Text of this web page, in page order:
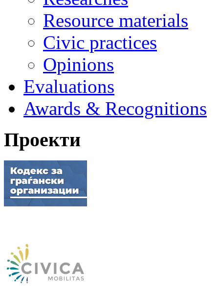
Resource materials
Civic practices
Opinions
Evaluations
Awards & Recognitions
Проекти